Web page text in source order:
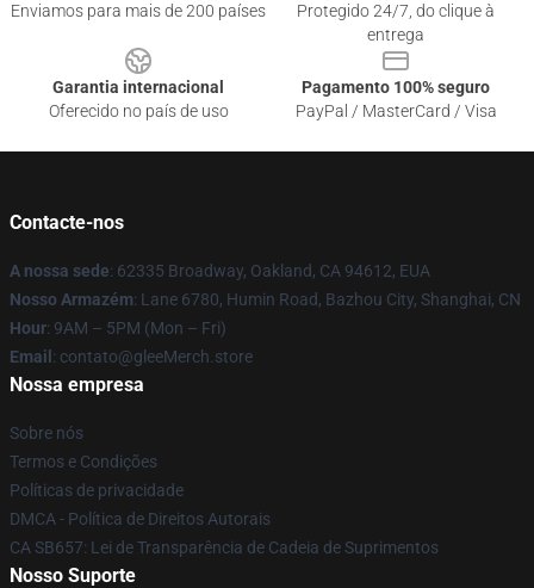
Enviamos para mais de 200 países
Protegido 24/7, do clique à
entrega
Garantia internacional
Oferecido no país de uso
Pagamento 100% seguro
PayPal / MasterCard / Visa
Contacte-nos
A nossa sede: 62335 Broadway, Oakland, CA 94612, EUA
Nosso Armazém: Lane 6780, Humin Road, Bazhou City, Shanghai, CN
Hour: 9AM – 5PM (Mon – Fri)
Email : contato@gleeMerch.store
Nossa empresa
Sobre nós
Termos e Condições
Políticas de privacidade
DMCA - Política de Direitos Autorais
CA SB657: Lei de Transparência de Cadeia de Suprimentos
Nosso Suporte